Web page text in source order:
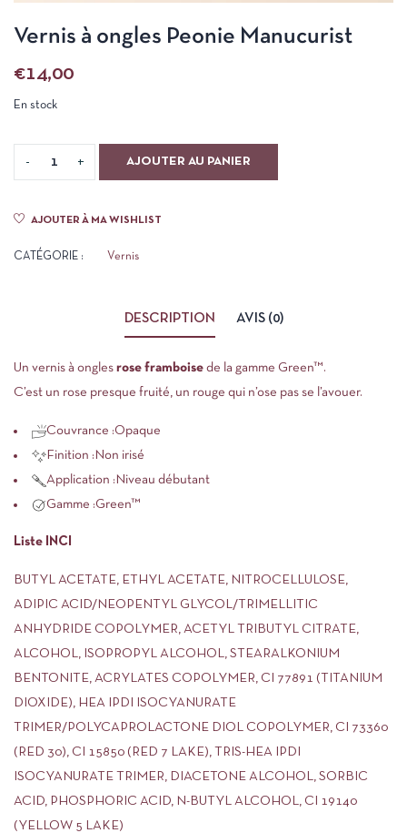
Vernis à ongles Peonie Manucurist
€14,00
En stock
AJOUTER AU PANIER
AJOUTER À MA WISHLIST
CATÉGORIE : Vernis
DESCRIPTION AVIS (0)
Un vernis à ongles rose framboise de la gamme Green™.
C’est un rose presque fruité, un rouge qui n’ose pas se l’avouer.
Couvrance :Opaque
Finition : Non irisé
Application : Niveau débutant
Gamme :Green™
Liste INCI
BUTYL ACETATE, ETHYL ACETATE, NITROCELLULOSE,
ADIPIC ACID/NEOPENTYL GLYCOL/TRIMELLITIC
ANHYDRIDE COPOLYMER, ACETYL TRIBUTYL CITRATE,
ALCOHOL, ISOPROPYL ALCOHOL, STEARALKONIUM
BENTONITE, ACRYLATES COPOLYMER, CI 77891 (TITANIUM
DIOXIDE), HEA IPDI ISOCYANURATE
TRIMER/POLYCAPROLACTONE DIOL COPOLYMER, CI 73360
(RED 30), CI 15850 (RED 7 LAKE), TRIS-HEA IPDI
ISOCYANURATE TRIMER, DIACETONE ALCOHOL, SORBIC
ACID, PHOSPHORIC ACID, N-BUTYL ALCOHOL, CI 19140
(YELLOW 5 LAKE)